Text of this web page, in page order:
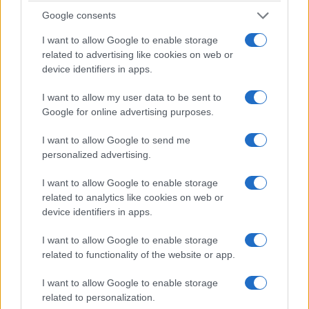
Google consents
I want to allow Google to enable storage
related to advertising like cookies on web or
device identifiers in apps.
I want to allow my user data to be sent to
Google for online advertising purposes.
I want to allow Google to send me
personalized advertising.
I want to allow Google to enable storage
related to analytics like cookies on web or
device identifiers in apps.
I want to allow Google to enable storage
related to functionality of the website or app.
I want to allow Google to enable storage
related to personalization.
messa insieme che reale, conformistica,
falsamente democratica in realtà supponente,
montanaro di Pavana, osterie e diffidenza per il
comunismo mondiale e localismo
toscoappenninico. E fino all’ultimo uno così ha
delirato nelle sue certezze, considerava Giorgia